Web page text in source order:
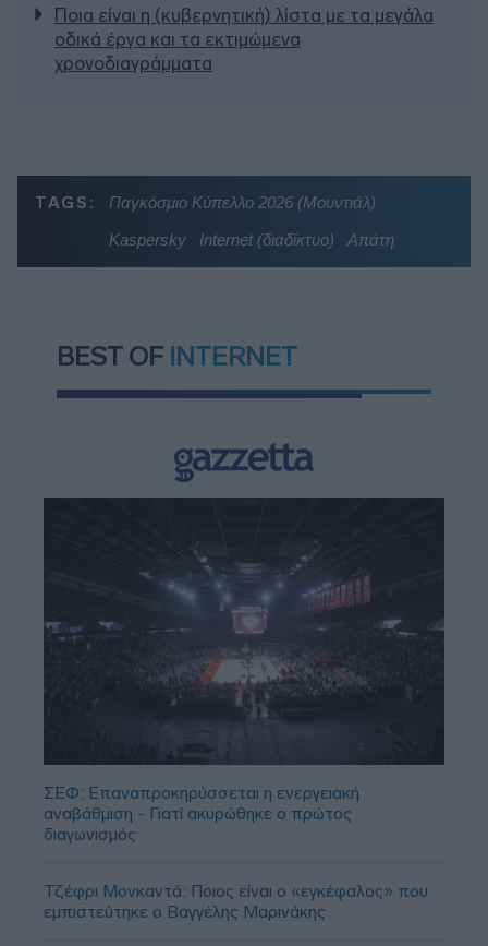
Ποια είναι η (κυβερνητική) λίστα με τα μεγάλα
οδικά έργα και τα εκτιμώμενα
χρονοδιαγράμματα
TAGS:
Παγκόσμιο Κύπελλο 2026 (Μουντιάλ)
Kaspersky
Internet (διαδίκτυο) Απάτη
BEST OF INTERNET
ΣΕΦ: Επαναπροκηρύσσεται η ενεργειακή
αναβάθμιση - Γιατί ακυρώθηκε ο πρώτος
διαγωνισμός
Τζέφρι Μονκαντά: Ποιος είναι ο «εγκέφαλος» που
εμπιστεύτηκε ο Βαγγέλης Μαρινάκης